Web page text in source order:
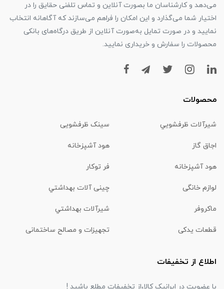
می‌دهد و کارشناسان ما بصورت آنلاین و تماس تلفنی حقایق را در
اختیار شما می‌گذارد و این امکان را فراهم می‌سازند که آگاهانه انتخاب
نمایید و در صورت تمایل به‌صورت آنلاین از طریق درگاه‌های بانکی
محصولات را سفارش و خریداری نمایید.
محصولات
شیرآلات ظرفشويي سینک ظرفشویی
اجاق گاز هود آشپزخانه
هود آشپزخانه فر توکار
لوازم خانگی چینی آلات بهداشتي
ماكروفر شیرآلات بهداشتي
قطعات یدکی تجهیزات و مصالح ساختمانی
اطلاع از تخفیفات
با عضویت در ایرانیک کالا،از تخفیفات مطلع باشید !